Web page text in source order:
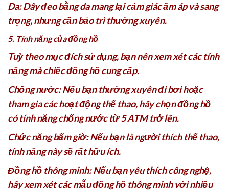
Da: Dây đeo bằng da mang lại cảm giác ấm áp và sang
trọng, nhưng cần bảo trì thường xuyên.
5. Tính năng của đồng hồ
Tuỳ theo mục đích sử dụng, bạn nên xem xét các tính
năng mà chiếc đồng hồ cung cấp.
Chống nước: Nếu bạn thường xuyên đi bơi hoặc
tham gia các hoạt động thể thao, hãy chọn đồng hồ
có tính năng chống nước từ 5 ATM trở lên.
Chức năng bấm giờ: Nếu bạn là người thích thể thao,
tính năng này sẽ rất hữu ích.
Đồng hồ thông minh: Nếu bạn yêu thích công nghệ,
hãy xem xét các mẫu đồng hồ thông minh với nhiều